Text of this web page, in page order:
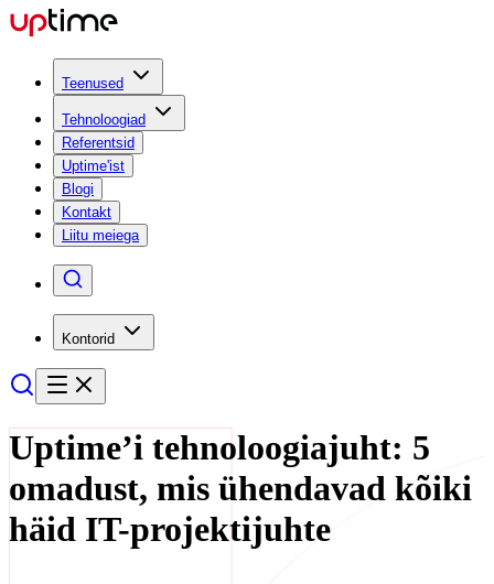
Teenused
Tehnoloogiad
Referentsid
Uptime'ist
Blogi
Kontakt
Liitu meiega
Kontorid
Uptime’i tehnoloogiajuht: 5
omadust, mis ühendavad kõiki
häid IT-projektijuhte